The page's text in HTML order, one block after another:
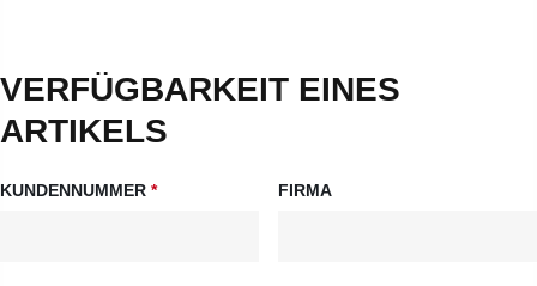
VERFÜGBARKEIT EINES
ARTIKELS
KUNDENNUMMER * FIRMA